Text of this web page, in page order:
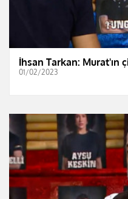
İhsan Tarkan: Murat'ın
01/02/2023